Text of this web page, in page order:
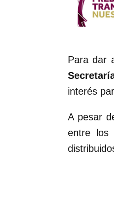
Para dar
interés
A pesar
entre los